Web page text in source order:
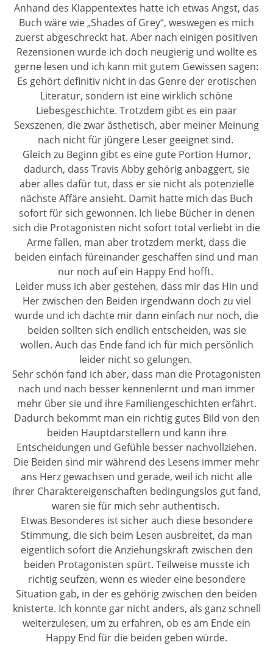
Anhand des Klappentextes hatte ich etwas Angst, das
Buch wäre wie „Shades of Grey“, weswegen es mich
zuerst abgeschreckt hat. Aber nach einigen positiven
Rezensionen wurde ich doch neugierig und wollte es
gerne lesen und ich kann mit gutem Gewissen sagen:
Es gehört definitiv nicht in das Genre der erotischen
Literatur, sondern ist eine wirklich schöne
Liebesgeschichte. Trotzdem gibt es ein paar
Sexszenen, die zwar ästhetisch, aber meiner Meinung
nach nicht für jüngere Leser geeignet sind.
Gleich zu Beginn gibt es eine gute Portion Humor,
dadurch, dass Travis Abby gehörig anbaggert, sie
aber alles dafür tut, dass er sie nicht als potenzielle
nächste Affäre ansieht. Damit hatte mich das Buch
sofort für sich gewonnen. Ich liebe Bücher in denen
sich die Protagonisten nicht sofort total verliebt in die
Arme fallen, man aber trotzdem merkt, dass die
beiden einfach füreinander geschaffen sind und man
nur noch auf ein Happy End hofft.
Leider muss ich aber gestehen, dass mir das Hin und
Her zwischen den Beiden irgendwann doch zu viel
wurde und ich dachte mir dann einfach nur noch, die
beiden sollten sich endlich entscheiden, was sie
wollen. Auch das Ende fand ich für mich persönlich
leider nicht so gelungen.
Sehr schön fand ich aber, dass man die Protagonisten
nach und nach besser kennenlernt und man immer
mehr über sie und ihre Familiengeschichten erfährt.
Dadurch bekommt man ein richtig gutes Bild von den
beiden Hauptdarstellern und kann ihre
Entscheidungen und Gefühle besser nachvollziehen.
Die Beiden sind mir während des Lesens immer mehr
ans Herz gewachsen und gerade, weil ich nicht alle
ihrer Charaktereigenschaften bedingungslos gut fand,
waren sie für mich sehr authentisch.
Etwas Besonderes ist sicher auch diese besondere
Stimmung, die sich beim Lesen ausbreitet, da man
eigentlich sofort die Anziehungskraft zwischen den
beiden Protagonisten spürt. Teilweise musste ich
richtig seufzen, wenn es wieder eine besondere
Situation gab, in der es gehörig zwischen den beiden
knisterte. Ich konnte gar nicht anders, als ganz schnell
weiterzulesen, um zu erfahren, ob es am Ende ein
Happy End für die beiden geben würde.